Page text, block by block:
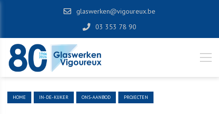
glaswerken@vigoureux.be
03 353 78 90
HOME IN-DE-KIJKER ONS-AANBOD PROJECTEN